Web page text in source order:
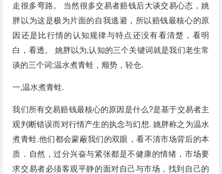
走很多弯路。 当然很多交易者赔钱后大谈交易心态，姚
胖以为这是极为片面的自我逃避，所以赔钱最核心的原
因还是比行情的认知规律与特点还没有看清楚，看明
白，看透。 姚胖以为,认知的三个关键词就是我们老生常
谈的三个词:温水煮青蛙，顺势，轻仓.
一,温水煮青蛙.
我们所有交易赔钱最核心的原因是什么?是基于交易者主
观判断错误而对行情产生的执念与幻想. 姚胖称之为温水
煮青蛙.他们都会蒙蔽我们的双眼，看不清市场背后的本
质．自然，过分兴奋与紧张都是不健康的情绪，市场要
求交易者必须客观平静的面对自己与市场，找到自己的